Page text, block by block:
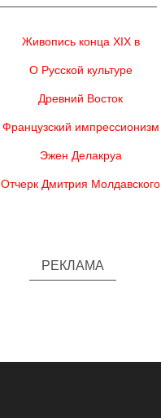
Живопись конца XIX в
О Русской культуре
Древний Восток
Французский импрессионизм
Эжен Делакруа
Отчерк Дмитрия Молдавского
РЕКЛАМА